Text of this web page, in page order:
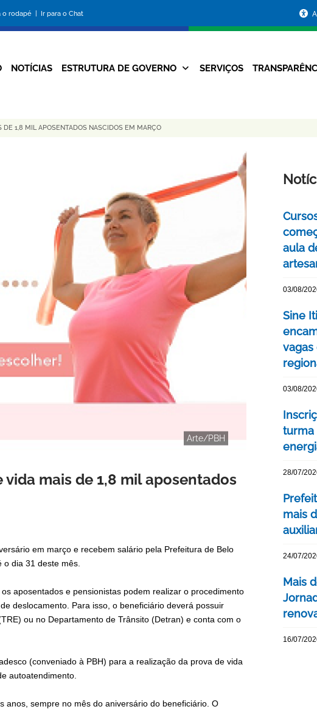
o rodapé | Ir para o Chat
da
Prefeitura
Navegação
NOTÍCIAS ESTRUTURA DE GOVERNO SERVIÇOS
DE 1,8 MIL APOSENTADOS NASCIDOS EM MARÇO
Arte/PBH
mais de 1,8 mil aposentados
em março e recebem salário pela Prefeitura de Belo
o dia 31 deste mês.
aposentados e pensionistas podem realizar o procedimento
deslocamento. Para isso, o beneficiário deverá possuir
ou no Departamento de Trânsito (Detran) e conta com o
(conveniado à PBH) para a realização da prova de vida
autoatendimento.
anos, sempre no mês do aniversário do beneficiário. O
aula
03/08/
Sine
03/08/
turma
28/07/
mais
24/07/
Mais
16/07/